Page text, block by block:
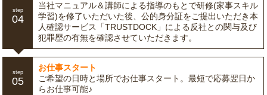
step
04
当社マニュアル＆講師による指導のもとで研修(家事スキル
学習)を修了いただいた後、公的身分証をご提出いただき本
人確認サービス「TRUSTDOCK」による反社との関与及び
犯罪歴の有無を確認させていただきます。
step
05
お仕事スタート
ご希望の日時と場所でお仕事スタート。最短で応募翌日か
らお仕事可能♪